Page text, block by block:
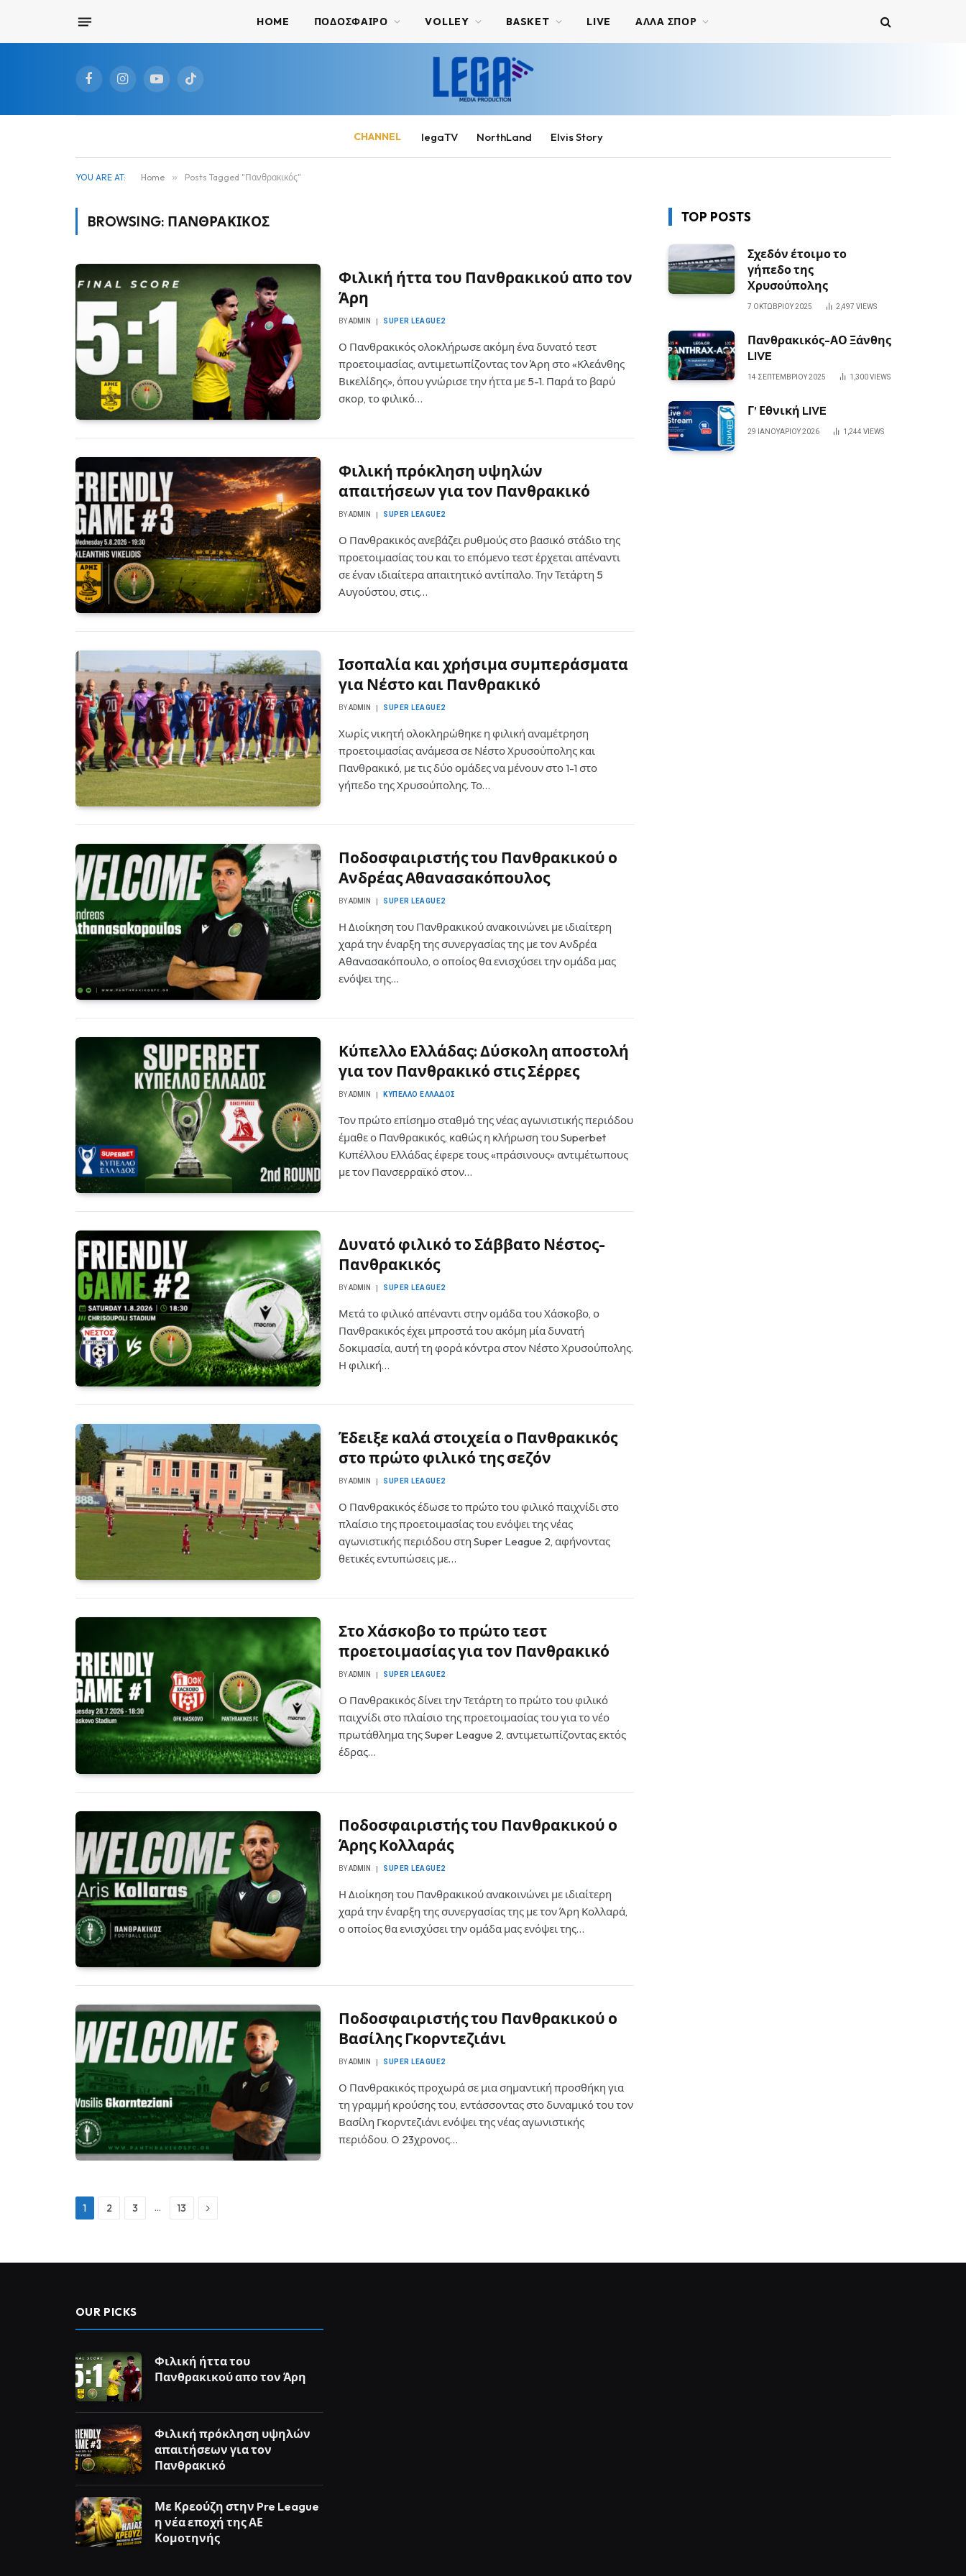
HOME ΠΟΔΟΣΦΑΙΡΟ VOLLEY BASKET LIVE ΑΛΛΑ ΣΠΟΡ
FacebookInstagramYouTubeTikTok
CHANNEL legaTV NorthLand Elvis Story
YOU ARE AT: Home » Posts Tagged "Πανθρακικός"
BROWSING: ΠΑΝΘΡΑΚΙΚΌΣ
Φιλική ήττα του Πανθρακικού απο τον
Άρη
BYADMIN SUPER LEAGUE2
Ο Πανθρακικός ολοκλήρωσε ακόμη ένα δυνατό τεστ
προετοιμασίας, αντιμετωπίζοντας τον Άρη στο «Κλεάνθης
Βικελίδης», όπου γνώρισε την ήττα με 5-1. Παρά το βαρύ
σκορ, το φιλικό…
Φιλική πρόκληση υψηλών
απαιτήσεων για τον Πανθρακικό
BYADMIN SUPER LEAGUE2
Ο Πανθρακικός ανεβάζει ρυθμούς στο βασικό στάδιο της
προετοιμασίας του και το επόμενο τεστ έρχεται απέναντι
σε έναν ιδιαίτερα απαιτητικό αντίπαλο. Την Τετάρτη 5
Αυγούστου, στις…
Ισοπαλία και χρήσιμα συμπεράσματα
για Νέστο και Πανθρακικό
BYADMIN SUPER LEAGUE2
Χωρίς νικητή ολοκληρώθηκε η φιλική αναμέτρηση
προετοιμασίας ανάμεσα σε Νέστο Χρυσούπολης και
Πανθρακικό, με τις δύο ομάδες να μένουν στο 1-1 στο
γήπεδο της Χρυσούπολης. Το…
Ποδοσφαιριστής του Πανθρακικού ο
Ανδρέας Αθανασακόπουλος
BYADMIN SUPER LEAGUE2
Η Διοίκηση του Πανθρακικού ανακοινώνει με ιδιαίτερη
χαρά την έναρξη της συνεργασίας της με τον Ανδρέα
Αθανασακόπουλο, ο οποίος θα ενισχύσει την ομάδα μας
ενόψει της…
Κύπελλο Ελλάδας: Δύσκολη αποστολή
για τον Πανθρακικό στις Σέρρες
BYADMIN ΚΎΠΕΛΛΟ ΕΛΛΆΔΟΣ
Τον πρώτο επίσημο σταθμό της νέας αγωνιστικής περιόδου
έμαθε ο Πανθρακικός, καθώς η κλήρωση του Superbet
Κυπέλλου Ελλάδας έφερε τους «πράσινους» αντιμέτωπους
με τον Πανσερραϊκό στον…
Δυνατό φιλικό το Σάββατο Νέστος-
Πανθρακικός
BYADMIN SUPER LEAGUE2
Μετά το φιλικό απέναντι στην ομάδα του Χάσκοβο, ο
Πανθρακικός έχει μπροστά του ακόμη μία δυνατή
δοκιμασία, αυτή τη φορά κόντρα στον Νέστο Χρυσούπολης.
Η φιλική…
Έδειξε καλά στοιχεία ο Πανθρακικός
στο πρώτο φιλικό της σεζόν
BY ADMIN SUPER LEAGUE2
Ο Πανθρακικός έδωσε το πρώτο του φιλικό παιχνίδι στο
πλαίσιο της προετοιμασίας του ενόψει της νέας
αγωνιστικής περιόδου στη Super League 2, αφήνοντας
θετικές εντυπώσεις με…
Στο Χάσκοβο το πρώτο τεστ
προετοιμασίας για τον Πανθρακικό
BY ADMIN SUPER LEAGUE2
Ο Πανθρακικός δίνει την Τετάρτη το πρώτο του φιλικό
παιχνίδι στο πλαίσιο της προετοιμασίας του για το νέο
πρωτάθλημα της Super League 2, αντιμετωπίζοντας εκτός
έδρας…
Ποδοσφαιριστής του Πανθρακικού ο
Άρης Κολλαράς
BYADMIN SUPER LEAGUE2
Η Διοίκηση του Πανθρακικού ανακοινώνει με ιδιαίτερη
χαρά την έναρξη της συνεργασίας της με τον Άρη Κολλαρά,
ο οποίος θα ενισχύσει την ομάδα μας ενόψει της…
Ποδοσφαιριστής του Πανθρακικού ο
Βασίλης Γκορντεζιάνι
BYADMIN SUPER LEAGUE2
Ο Πανθρακικός προχωρά σε μια σημαντική προσθήκη για
τη γραμμή κρούσης του, εντάσσοντας στο δυναμικό του τον
Βασίλη Γκορντεζιάνι ενόψει της νέας αγωνιστικής
περιόδου. Ο 23χρονος…
1 2 3 … 13 Next
TOP POSTS
Σχεδόν έτοιμο το
γήπεδο της
Χρυσούπολης
7 ΟΚΤΩΒΡΊΟΥ 2025 2,497 VIEWS
Πανθρακικός-ΑΟ Ξάνθης
LIVE
14 ΣΕΠΤΕΜΒΡΊΟΥ 2025 1,300VIEWS
Γ’ Εθνική LIVE
29 ΙΑΝΟΥΑΡΊΟΥ 2026 1,244 VIEWS
OUR PICKS
Φιλική ήττα του
Πανθρακικού απο τον Άρη
Φιλική πρόκληση υψηλών
απαιτήσεων για τον
Πανθρακικό
Με Κρεούζη στην Pre League
η νέα εποχή της ΑΕ
Κομοτηνής